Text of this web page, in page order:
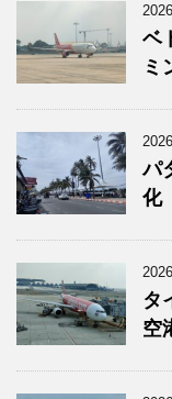
ベ
ミ
パ
化
タ
空